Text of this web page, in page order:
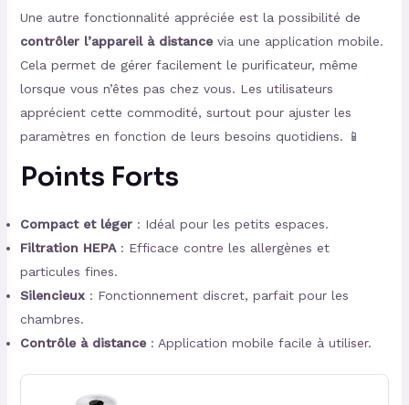
Une autre fonctionnalité appréciée est la possibilité de
contrôler l’appareil à distancevia une application mobile.
Cela permet de gérer facilement le purificateur, même
lorsque vous n’êtes pas chez vous. Les utilisateurs
apprécient cette commodité, surtout pour ajuster les
paramètres en fonction de leurs besoins quotidiens. 📱
Points Forts
Compact et léger: Idéal pour les petits espaces.
Filtration HEPA: Efficace contre les allergènes et
particules fines.
Silencieux: Fonctionnement discret, parfait pour les
chambres.
Contrôle à distance: Application mobile facile à utiliser.